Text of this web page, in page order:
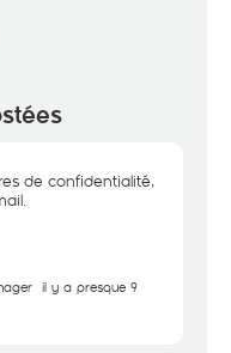
de confidentialité,
il y a presque 9